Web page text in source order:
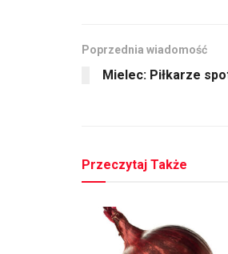
Poprzednia wiadomość
Mielec: Piłkarze
Przeczytaj Także